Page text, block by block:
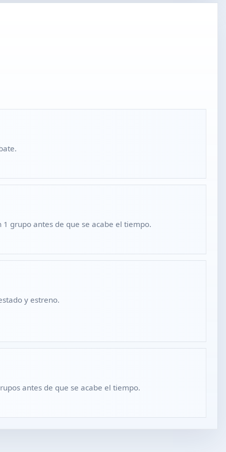
1 grupo antes de que se acabe el tiempo.
y estreno.
antes de que se acabe el tiempo.